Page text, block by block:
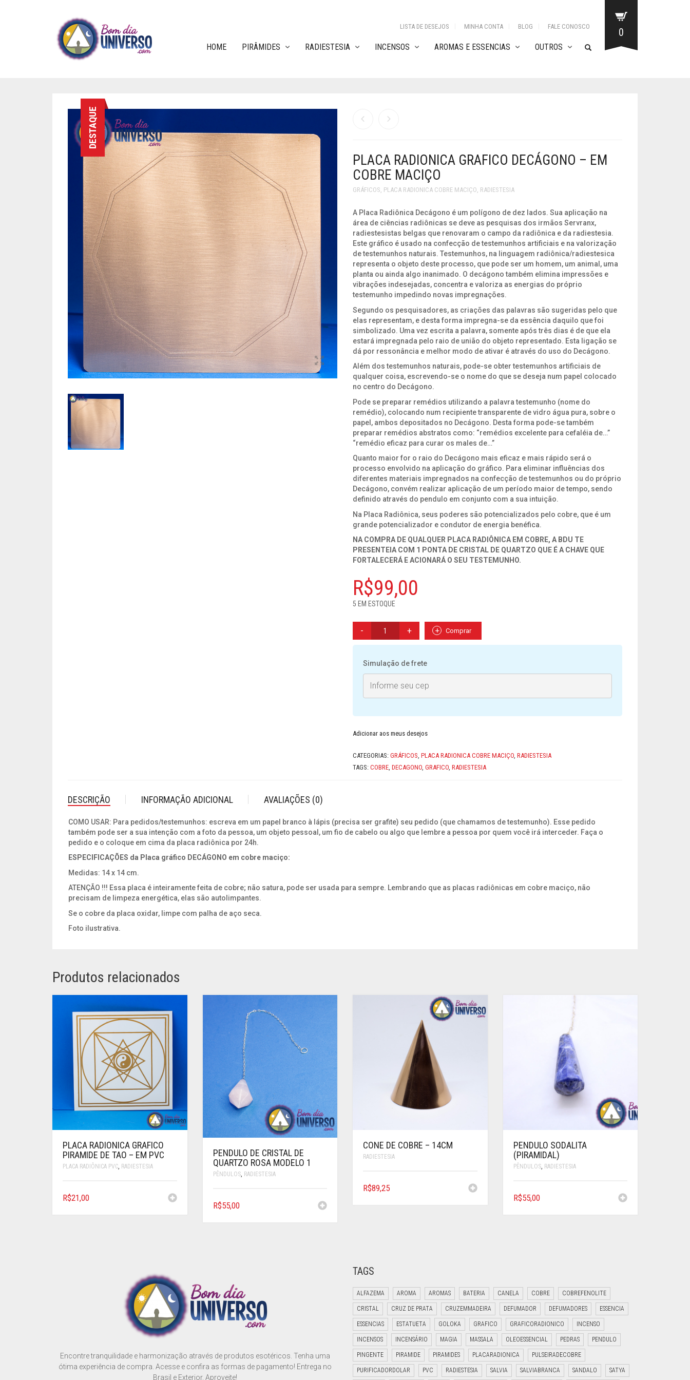
LISTA DE DESEJOS MINHA CONTA BLOG FALE CONOSCO
HOME PIRÂMIDES RADIESTESIA INCENSOS AROMAS E ESSENCIAS OUTROS
0
DESTAQUE
PLACA RADIONICA GRAFICO DECÁGONO – EM
COBRE MACIÇO
GRÁFICOS, PLACA RADIONICA COBRE MACIÇO, RADIESTESIA
A Placa Radiônica Decágono é um polígono de dez lados. Sua aplicação na
área de ciências radiônicas se deve as pesquisas dos irmãos Servranx,
radiestesistas belgas que renovaram o campo da radiônica e da radiestesia.
Este gráfico é usado na confecção de testemunhos artificiais e na valorização
de testemunhos naturais. Testemunhos, na linguagem radiônica/radiestesica
representa o objeto deste processo, que pode ser um homem, um animal, uma
planta ou ainda algo inanimado. O decágono também elimina impressões e
vibrações indesejadas, concentra e valoriza as energias do próprio
testemunho impedindo novas impregnações.
Segundo os pesquisadores, as criações das palavras são sugeridas pelo que
elas representam, e desta forma impregna-se da essência daquilo que foi
simbolizado. Uma vez escrita a palavra, somente após três dias é de que ela
estará impregnada pelo raio de união do objeto representado. Esta ligação se
dá por ressonância e melhor modo de ativar é através do uso do Decágono.
Além dos testemunhos naturais, pode-se obter testemunhos artificiais de
qualquer coisa, escrevendo-se o nome do que se deseja num papel colocado
no centro do Decágono.
Pode se preparar remédios utilizando a palavra testemunho (nome do
remédio), colocando num recipiente transparente de vidro água pura, sobre o
papel, ambos depositados no Decágono. Desta forma pode-se também
preparar remédios abstratos como: “remédios excelente para cefaléia de…”
“remédio eficaz para curar os males de…”
Quanto maior for o raio do Decágono mais eficaz e mais rápido será o
processo envolvido na aplicação do gráfico. Para eliminar influências dos
diferentes materiais impregnados na confecção de testemunhos ou do próprio
Decágono, convém realizar aplicação de um período maior de tempo, sendo
definido através do pendulo em conjunto com a sua intuição.
Na Placa Radiônica, seus poderes são potencializados pelo cobre, que é um
grande potencializador e condutor de energia benéfica.
NA COMPRA DE QUALQUER PLACA RADIÔNICA EM COBRE, A BDU TE
PRESENTEIA COM 1 PONTA DE CRISTAL DE QUARTZO QUE É A CHAVE QUE
FORTALECERÁ E ACIONARÁ O SEU TESTEMUNHO.
R$99,00
5 EM ESTOQUE
GRAFICO
MACIÇO
QUANTIDADE
Comprar
Simulação de frete
Adicionar aos meus desejos
CATEGORIAS: GRÁFICOS PLACA RADIONICA COBRE MACIÇO RADIESTESIA
TAGS: COBRE DECAGONO GRAFICO RADIESTESIA
DESCRIÇÃO INFORMAÇÃO ADICIONAL AVALIAÇÕES (0)
COMO USAR: Para pedidos/testemunhos: escreva em um papel branco à lápis (precisa ser grafite) seu pedido (que chamamos de testemunho). Esse pedido
também pode ser a sua intenção com a foto da pessoa, um objeto pessoal, um fio de cabelo ou algo que lembre a pessoa por quem você irá interceder. Faça o
pedido e o coloque em cima da placa radiônica por 24h.
ESPECIFICAÇÕES da Placa gráfico DECÁGONO em cobre maciço:
Medidas: 14 x 14 cm.
ATENÇÃO !!! Essa placa é inteiramente feita de cobre; não satura, pode ser usada para sempre. Lembrando que as placas radiônicas em cobre maciço, não
precisam de limpeza energética, elas são autolimpantes.
Se o cobre da placa oxidar, limpe com palha de aço seca.
Foto ilustrativa.
Produtos relacionados
PLACA RADIONICA GRAFICO
PIRAMIDE DE TAO – EM PVC
PLACA RADIÔNICA PVC RADIESTESIA
R$21,00
PENDULO DE CRISTAL DE
QUARTZO ROSA MODELO 1
PÊNDULOS, RADIESTESIA
R$55,00
CONE DE COBRE – 14CM
RADIESTESIA
R$89,25
PENDULO SODALITA
(PIRAMIDAL)
PÊNDULOS, RADIESTESIA
R$55,00
Encontre tranquilidade e harmonização através de produtos esotéricos. Tenha uma
ótima experiência de compra. Acesse e confira as formas de pagamento! Entrega no
Brasil e Exterior. Aproveite!
TAGS
ALFAZEMA AROMA AROMAS BATERIA CANELA COBRE COBREFENOLITE
CRISTAL CRUZ DE PRATA CRUZEMMADEIRA DEFUMADOR DEFUMADORES ESSENCIA
ESSENCIAS ESTATUETA GOLOKA GRAFICO GRAFICORADIONICO INCENSO
INCENSOS INCENSÁRIO MAGIA MASSALA OLEOESSENCIAL PEDRAS PENDULO
PINGENTE PIRAMIDE PIRAMIDES PLACARADIONICA PULSEIRADECOBRE
PURIFICADORDOLAR PVC RADIESTESIA SALVIA SALVIABRANCA SANDALO SATYA